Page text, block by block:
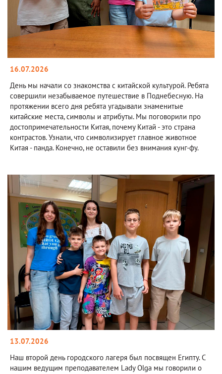
16.07.2026
День мы начали со знакомства с китайской культурой. Ребята
совершили незабываемое путешествие в Поднебесную. На
протяжении всего дня ребята угадывали знаменитые
китайские места, символы и атрибуты. Мы поговорили про
достопримечательности Китая, почему Китай - это страна
контрастов. Узнали, что символизирует главное животное
Китая - панда. Конечно, не оставили без внимания кунг-фу.
13.07.2026
Наш второй день городского лагеря был посвящен Египту. С
нашим ведущим преподавателем Lady Olga мы говорили о